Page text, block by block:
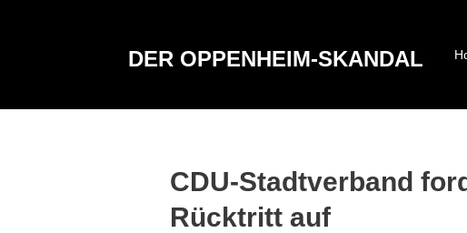
DER OPPENHEIM-SKANDAL
CDU-Stadtverband
Rücktritt auf